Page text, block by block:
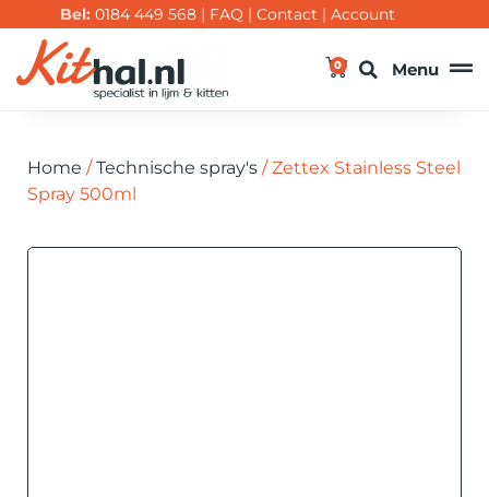
Bel: 0184 449 568 | FAQ | Contact | Account
0 Menu
Home /Technische spray's / Zettex Stainless Steel
Spray 500ml